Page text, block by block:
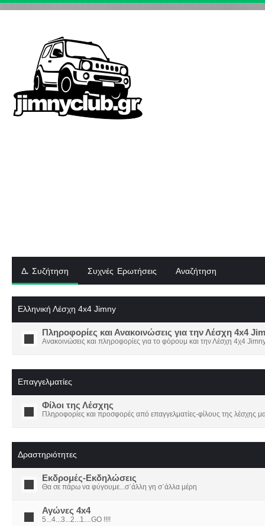
Δ. Συζήτηση Συχνές Ερωτήσεις Αναζήτηση
Ελληνική Λέσχη 4x4 Jimny
Πληροφορίες και Ανακοινώσεις για την Λέσχη 4x4
Ανακοινώσεις και πληροφορίες για το φόρουμ και την Λέσχη 4χ4
Επαγγελματίες
Φίλοι της Λέσχης
Πληροφορίες και προσφορές από επαγγελματίες-φίλους της λέσχης
Δραστηριότητες
Εκδρομές-Εκδηλώσεις
Θα σε πάρω να φύγουμε...σ΄άλλη γη σ΄άλλα μέρη
Αγώνες 4x4
5...4...3...2...1....GO !!!!